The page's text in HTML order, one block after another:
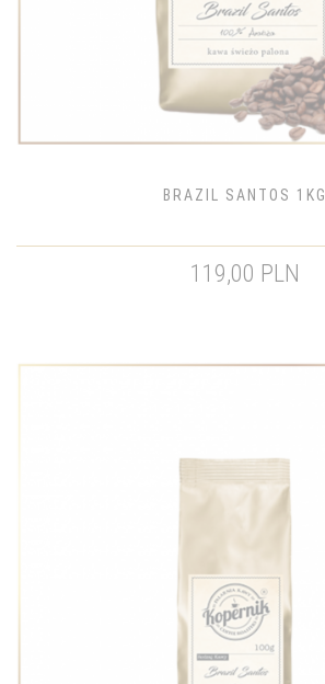
BRAZIL SANTOS 1KG
119,00 PLN